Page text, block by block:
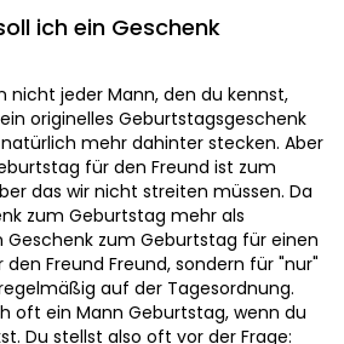
ich ein Geschenk
nicht jeder Mann, den du kennst,
originelles Geburtstagsgeschenk
mehr dahinter stecken. Aber
für den Freund ist zum
das wir nicht streiten müssen. Da
zum Geburtstag mehr als
zum Geburtstag für einen
Freund Freund, sondern für "nur"
auf der Tagesordnung.
oft ein Mann Geburtstag, wenn du
Du stellst also oft vor der Frage: